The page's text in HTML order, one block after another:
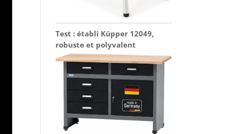
Test : établi Küpper 12049,
robuste et polyvalent